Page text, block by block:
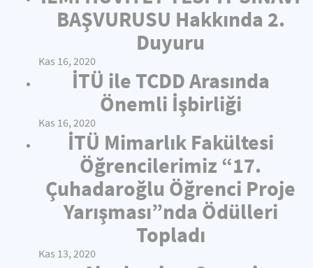
BAŞVURUSU Hakkında 2.
Duyuru
Kas 16, 2020
İTÜ ile TCDD Arasında
Önemli İşbirliği
Kas 16, 2020
İTÜ Mimarlık Fakültesi
Öğrencilerimiz “17.
Çuhadaroğlu Öğrenci Proje
Yarışması”nda Ödülleri
Topladı
Kas 13, 2020